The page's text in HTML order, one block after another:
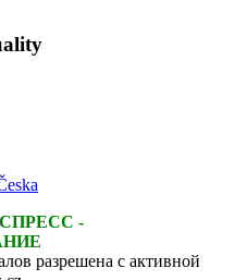
-
разрешена с активной